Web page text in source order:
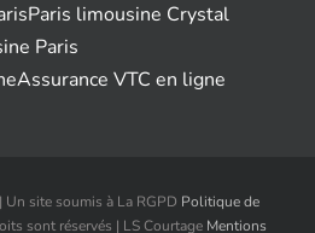
Paris limousine Crystal
Paris
Assurance VTC en ligne
site soumis à La RGPD Politique de
sont réservés | LS Courtage Mentions